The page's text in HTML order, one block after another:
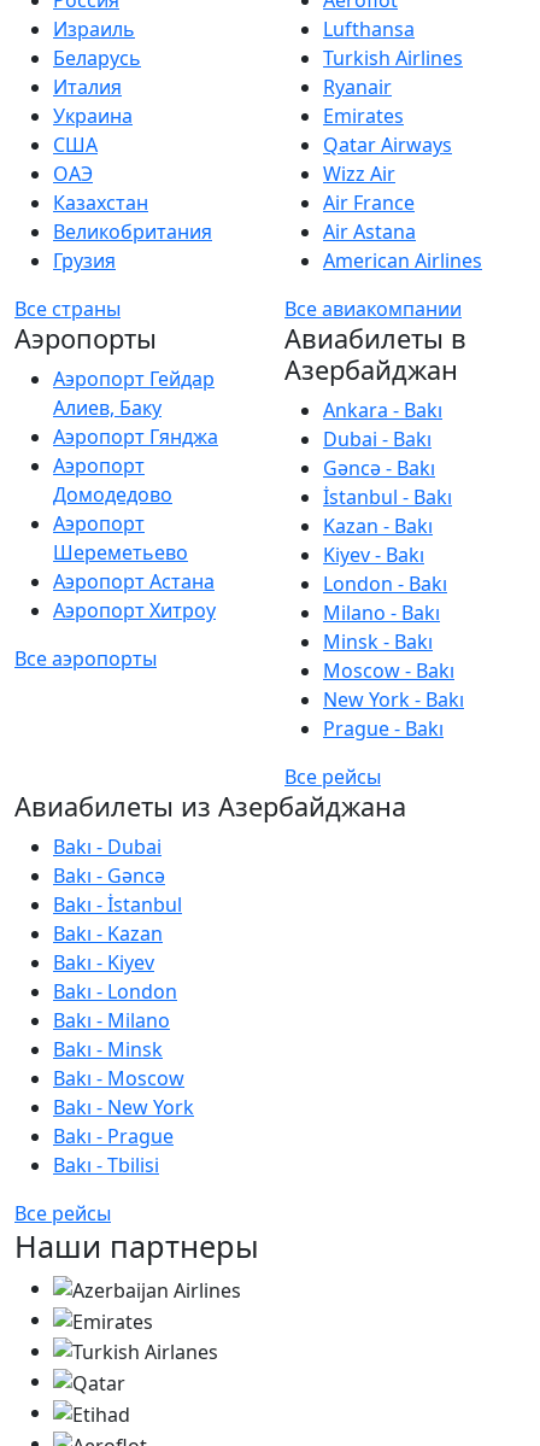
Израиль
Беларусь
Италия
Украина
США
ОАЭ
Казахстан
Великобритания
Грузия
Все страны
Lufthansa
Turkish Airlines
Ryanair
Emirates
Qatar Airways
Wizz Air
Air France
Air Astana
American Airlines
Все авиакомпании
Аэропорты
Аэропорт Гейдар
Алиев, Баку
Аэропорт Гянджа
Аэропорт
Домодедово
Аэропорт
Шереметьево
Аэропорт Астана
Аэропорт Хитроу
Все аэропорты
Авиабилеты в
Азербайджан
Ankara - Bakı
Dubai - Bakı
Gəncə - Bakı
İstanbul - Bakı
Kazan - Bakı
Kiyev - Bakı
London - Bakı
Milano - Bakı
Minsk - Bakı
Moscow - Bakı
New York - Bakı
Prague - Bakı
Все рейсы
Авиабилеты из Азербайджана
Bakı - Dubai
Bakı - Gəncə
Bakı - İstanbul
Bakı - Kazan
Bakı - Kiyev
Bakı - London
Bakı - Milano
Bakı - Minsk
Bakı - Moscow
Bakı - New York
Bakı - Prague
Bakı - Tbilisi
Все рейсы
Наши партнеры